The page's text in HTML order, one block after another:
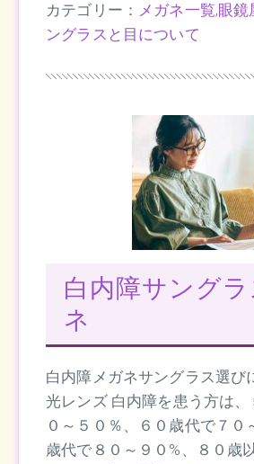
カテゴリー： メガネ一覧,眼鏡
ングラスと目について
白内障サング
ネ
白内障メガネサングラス選び
光レンズ 白内障を患う方は、
０～５０％、６０歳代で７０
歳代で８０～９０%、８０歳